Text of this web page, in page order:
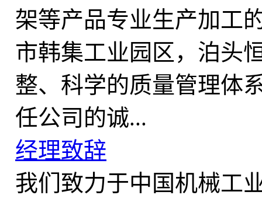
架等产品专业生产加工
市韩集工业园区，泊头
整、科学的质量管理体
任公司的诚...
经理致辞
我们致力于中国机械工